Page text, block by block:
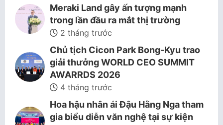
Meraki Land gây ấn tượng mạnh
trong lần đầu ra mắt thị trường
2 tháng trước
Chủ tịch Cicon Park Bong-Kyu trao
giải thưởng WORLD CEO SUMMIT
AWARRDS 2026
4 tháng trước
Hoa hậu nhân ái Đậu Hằng Nga tham
gia biểu diễn văn nghệ tại sự kiện